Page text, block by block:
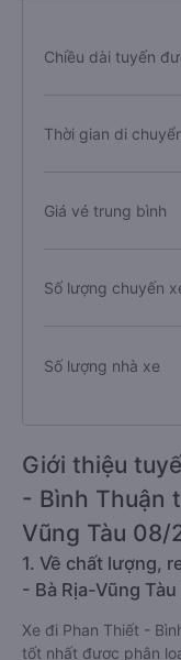
Chiều dài tuyến
Thời gian di
Giá vé trung bình
Số lượng chuyến
Số lượng nhà xe
Giới thiệu
- Bình Thuận
Vũng Tàu 08/
1. Về chất lượng,
- Bà Rịa-Vũng
Xe đi Phan Thiết -
tốt nhất được phân